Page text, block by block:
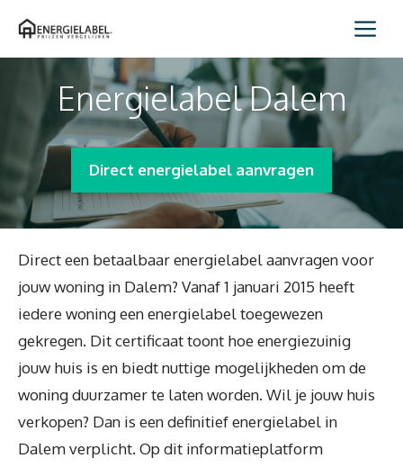
naar
Energielabel Dalem
Direct energielabel aanvragen
Direct een betaalbaar energielabel aanvragen voor
jouw woning in Dalem? Vanaf 1 januari 2015 heeft
iedere woning een energielabel toegewezen
gekregen. Dit certificaat toont hoe energiezuinig
jouw huis is en biedt nuttige mogelijkheden om de
woning duurzamer te laten worden. Wil je jouw huis
verkopen? Dan is een definitief energielabel in
Dalem verplicht. Op dit informatieplatform